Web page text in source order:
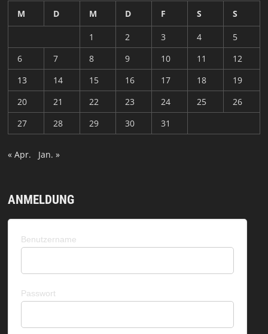
M
D M D F S S
1 2 3 4
5
6
7 8 9 10 11
12
13
14 15 16 17 18
19
20
21 22 23 24 25
26
27
28 29 30 31
« Apr. Jan. »
ANMELDUNG
Benutzername
Passwort